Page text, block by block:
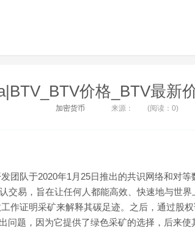
价格_BTV最新
加密货币 来源： (阅读：0)
团队于2020年1月25日推出的共识网络和对
交易，旨在让任何人都能高效、快速地与世
作证明采矿来解释其碳足迹。之后，通过股
问题，因为它提供了绿色采矿的选择，后来使